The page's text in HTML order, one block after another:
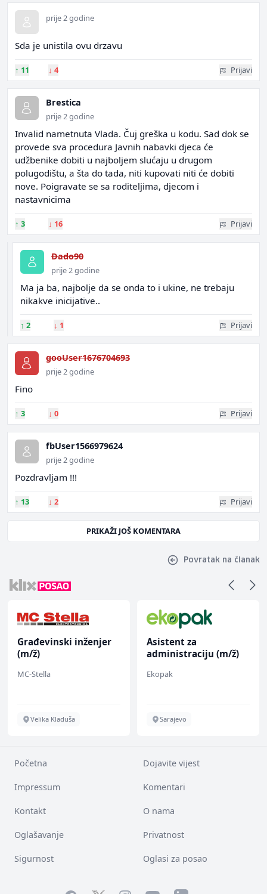
prije 2 godine
Sda je unistila ovu drzavu
↑ 11 ↓ 4 Prijavi
Brestica
prije 2 godine
Invalid nametnuta Vlada. Čuj greška u kodu. Sad dok se
provede sva procedura Javnih nabavki djeca će
udžbenike dobiti u najboljem slućaju u drugom
polugodištu, a šta do tada, niti kupovati niti će dobiti
nove. Poigravate se sa roditeljima, djecom i
nastavnicima
↑ 3 ↓ 16 Prijavi
Dado90
prije 2 godine
Ma ja ba, najbolje da se onda to i ukine, ne trebaju
nikakve inicijative..
↑ 2 ↓ 1 Prijavi
gooUser1676704693
prije 2 godine
Fino
↑ 3 ↓ 0 Prijavi
fbUser1566979624
prije 2 godine
Pozdravljam !!!
↑ 13 ↓ 2 Prijavi
PRIKAŽI JOŠ KOMENTARA
Povratak na članak
Građevinski inženjer
(m/ž)
MC-Stella
Velika Kladuša
Asistent za
administraciju (m/ž)
Ekopak
Sarajevo
Početna Dojavite vijest
Impressum Komentari
Kontakt O nama
Oglašavanje Privatnost
Sigurnost Oglasi za posao